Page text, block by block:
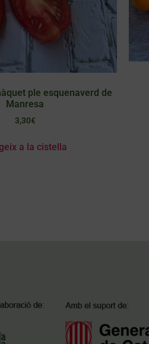
ple esquenaverd de
Manresa
3,30€
a la cistella